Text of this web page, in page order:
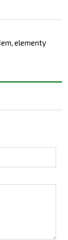
elementy